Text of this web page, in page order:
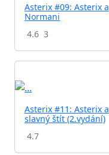
Asterix #09: Asterix a
Normani
4.6 3
Asterix #11: Asterix a
slavný štít (2.vydání)
4.7